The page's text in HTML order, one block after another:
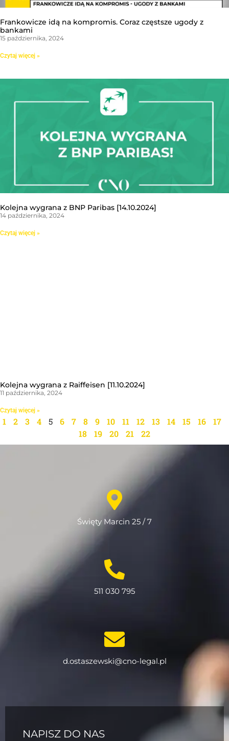
Frankowicze idą na kompromis. Coraz częstsze ugody z
bankami
15 października, 2024
Czytaj więcej »
Kolejna wygrana z BNP Paribas [14.10.2024]
14 października, 2024
Czytaj więcej »
Kolejna wygrana z Raiffeisen [11.10.2024]
11 października, 2024
Czytaj więcej »
1 2 3 4 5 6 7 8 9 10 11 12 13 14 15 16
17
18
19 20 21 22
Święty Marcin 25 / 7
511 030 795
d.ostaszewski@cno-legal.pl
NAPISZ DO NAS